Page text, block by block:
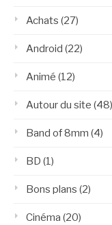
Achats (27)
Android (22)
Animé (12)
Autour du site (48)
Band of 8mm (4)
BD (1)
Bons plans (2)
Cinéma (20)